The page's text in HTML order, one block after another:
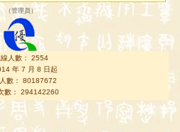
（管理員 ）
人數： 2554
年 7 月 8 日起
數： 80187672
數： 294142260